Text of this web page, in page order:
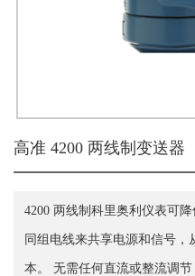
高准 4200 两线制变送器
4200 两线制科里奥利仪表可
同组电线来共享电源和信号
本。 无需任何直流或整流调